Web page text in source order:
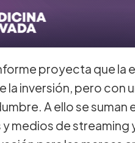
proyecta que la
la inversión, pero con
A ello se suman
medios de streaming